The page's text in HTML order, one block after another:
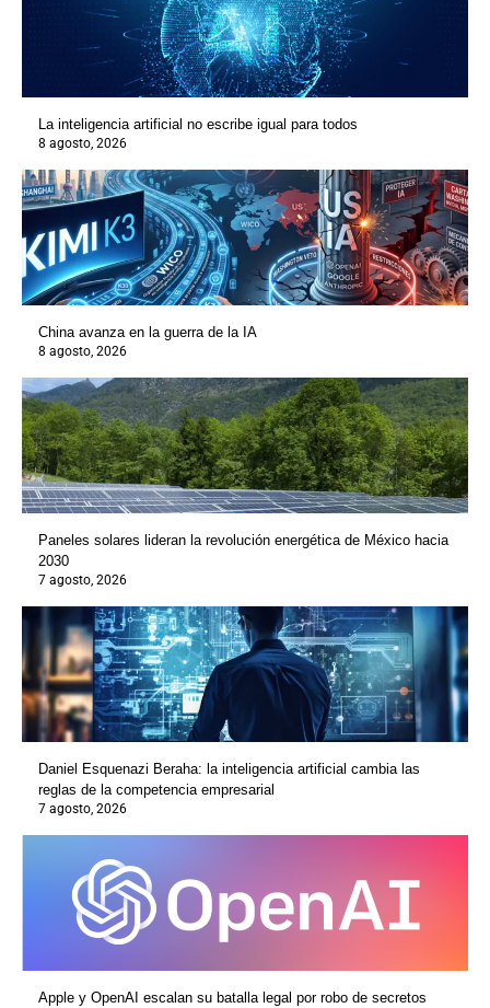
La inteligencia artificial no escribe igual para todos
8 agosto, 2026
China avanza en la guerra de la IA
8 agosto, 2026
Paneles solares lideran la revolución energética de México hacia
2030
7 agosto, 2026
Daniel Esquenazi Beraha: la inteligencia artificial cambia las
reglas de la competencia empresarial
7 agosto, 2026
Apple y OpenAI escalan su batalla legal por robo de secretos